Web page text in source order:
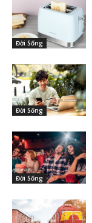
Đời Sống
Đời Sống
Đời Sống